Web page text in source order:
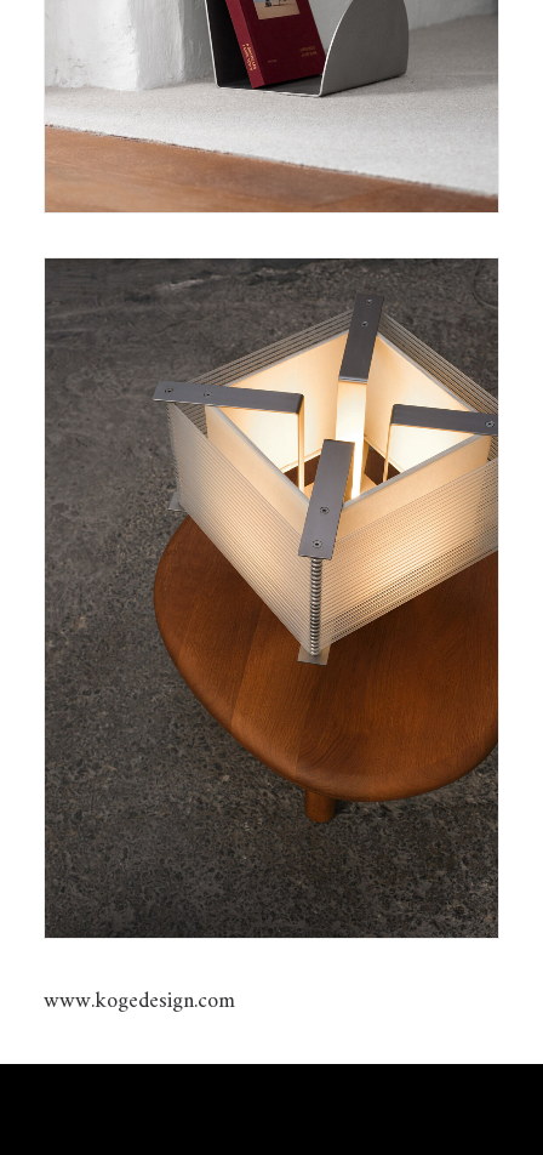
www.kogedesign.com